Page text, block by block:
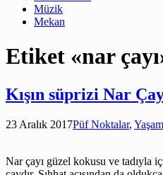
Müzik
Mekan
Etiket «nar
Kışın süprizi Nar
23 Aralık 2017Püf Noktalar, Yaşam
Nar çayı güzel kokusu ve tadıyla